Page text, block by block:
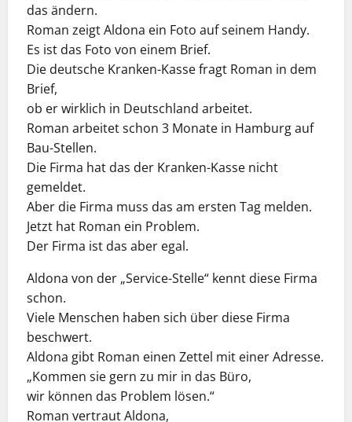
das ändern.
Roman zeigt Aldona ein Foto auf seinem Handy.
Es ist das Foto von einem Brief.
Die deutsche Kranken-Kasse fragt Roman in dem
Brief,
ob er wirklich in Deutschland arbeitet.
Roman arbeitet schon 3 Monate in Hamburg auf
Bau-Stellen.
Die Firma hat das der Kranken-Kasse nicht
gemeldet.
Aber die Firma muss das am ersten Tag melden.
Jetzt hat Roman ein Problem.
Der Firma ist das aber egal.
Aldona von der „Service-Stelle“ kennt diese Firma
schon.
Viele Menschen haben sich über diese Firma
beschwert.
Aldona gibt Roman einen Zettel mit einer Adresse.
„Kommen sie gern zu mir in das Büro,
wir können das Problem lösen.“
Roman vertraut Aldona,